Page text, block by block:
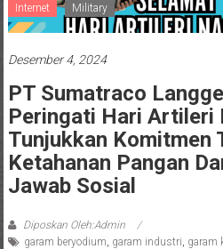
Internet Military
Desember 4, 2024
PT Sumatraco
Peringati Hari Artileri
Tunjukkan Komitmen
Ketahanan Pangan
Jawab Sosial
Diposkan Oleh:Admin
garam beryodium garam industri garam